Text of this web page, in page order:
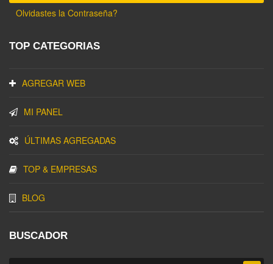
Olvidastes la Contraseña?
TOP CATEGORIAS
AGREGAR WEB
MI PANEL
ÚLTIMAS AGREGADAS
TOP & EMPRESAS
BLOG
BUSCADOR